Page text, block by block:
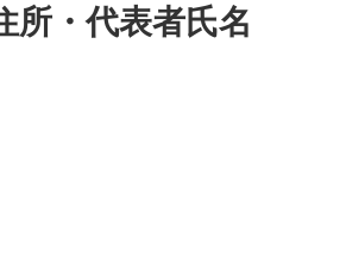
所・代表者氏名